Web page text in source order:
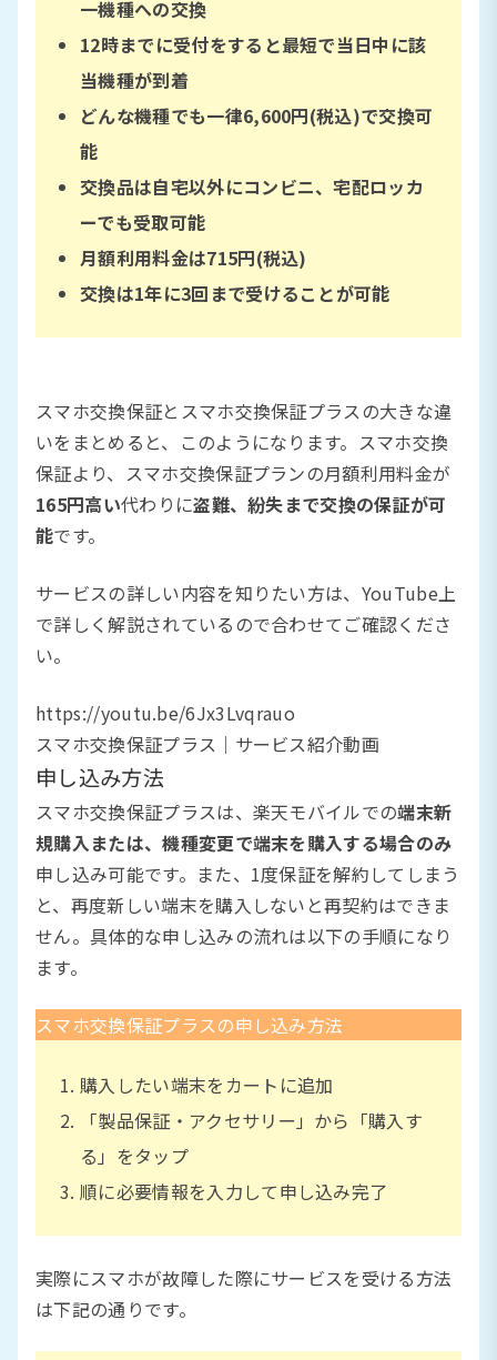
一機種への交換
12時までに受付をすると最短で当日中に該
当機種が到着
どんな機種でも一律6,600円(税込)で交換可
能
交換品は自宅以外にコンビニ、宅配ロッカ
ーでも受取可能
月額利用料金は715円(税込)
交換は1年に3回まで受けることが可能
スマホ交換保証とスマホ交換保証プラスの大きな違
いをまとめると、このようになります。スマホ交換
保証より、スマホ交換保証プランの月額利用料金が
165円高い代わりに盗難、紛失まで交換の保証が可
能です。
サービスの詳しい内容を知りたい方は、YouTube上
で詳しく解説されているので合わせてご確認くださ
い。
https://youtu.be/6Jx3Lvqrauo
スマホ交換保証プラス｜サービス紹介動画
申し込み方法
スマホ交換保証プラスは、楽天モバイルでの端末新
規購入または、機種変更で端末を購入する場合のみ
申し込み可能です。また、1度保証を解約してしまう
と、再度新しい端末を購入しないと再契約はできま
せん。具体的な申し込みの流れは以下の手順になり
ます。
スマホ交換保証プラスの申し込み方法
購入したい端末をカートに追加
「製品保証・アクセサリー」から「購入す
る」をタップ
順に必要情報を入力して申し込み完了
実際にスマホが故障した際にサービスを受ける方法
は下記の通りです。